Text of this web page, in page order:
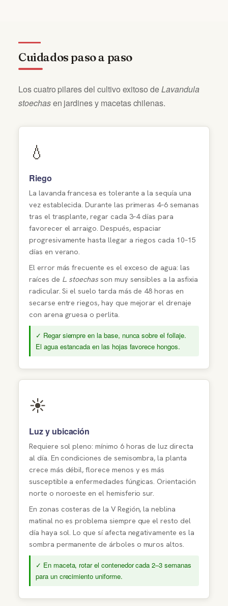
Cuidados paso a paso
Los cuatro pilares del cultivo exitoso deLavandula
stoechasen jardines y macetas chilenas.
💧
Riego
La lavanda francesa es tolerante a la sequía una
vez establecida. Durante las primeras 4–6 semanas
tras el trasplante, regar cada 3–4 días para
favorecer el arraigo. Después, espaciar
progresivamente hasta llegar a riegos cada 10–15
días en verano.
El error más frecuente es el exceso de agua: las
raíces de L. stoechas son muy sensibles a la asfixia
radicular. Si el suelo tarda más de 48 horas en
secarse entre riegos, hay que mejorar el drenaje
con arena gruesa o perlita.
✓ Regar siempre en la base, nunca sobre el follaje.
El agua estancada en las hojas favorece hongos.
☀️
Luz y ubicación
Requiere sol pleno: mínimo 6 horas de luz directa
al día. En condiciones de semisombra, la planta
crece más débil, florece menos y es más
susceptible a enfermedades fúngicas. Orientación
norte o noroeste en el hemisferio sur.
En zonas costeras de la V Región, la neblina
matinal no es problema siempre que el resto del
día haya sol. Lo que sí afecta negativamente es la
sombra permanente de árboles o muros altos.
✓ En maceta, rotar el contenedor cada 2–3 semanas
para un crecimiento uniforme.